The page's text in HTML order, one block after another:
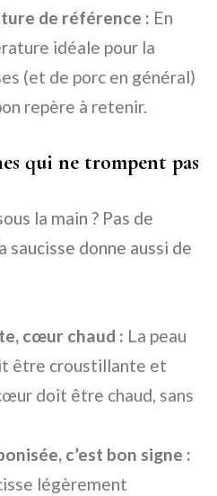
de référence : En
idéale pour la
(et de porc en général)
repère à retenir.
qui ne trompent pas
la main ? Pas de
saucisse donne aussi de
cœur chaud : La peau
être croustillante et
doit être chaud, sans
c’est bon signe :
légèrement